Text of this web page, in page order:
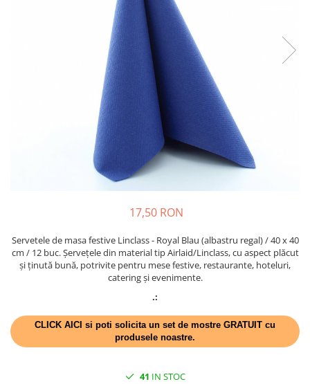
IARNA-CRACIUN-REVELION
DECOR NUNTA & LOGODNA
DECOR EVENIMENTE CORPORATE
DECOR ANIVERSARI COPII
DECOR PETRECERI
TEMATICA MARINA
TEMATICA MEDITERANEANA
TEMATICA BOTANICA / VEGETALA
TEMATICA ROMANTICA
DECOR 1 & 8 MARTIE
DECOR HALLOWEEN
DECOR ZIUA ROMANIEI
17,50 RON
Servetele de masa festive Linclass - Royal Blau (albastru regal) / 40 x 40
cm / 12 buc. Șervețele din material tip Airlaid/Linclass, cu aspect plăcut
și ținută bună, potrivite pentru mese festive, restaurante, hoteluri,
catering și evenimente.
.:
CLICK AICI si poti solicita un set de mostre GRATUIT cu
produsele noastre.
41 IN STOC